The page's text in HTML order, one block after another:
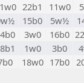
22b1 11w0
15b0 5w½
3w0 16b0
1w0 3b0
18w0 17b0